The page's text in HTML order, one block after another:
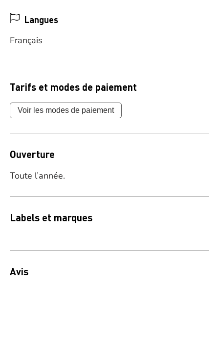
Langues
Français
Tarifs et modes de paiement
Voir les modes de paiement
Ouverture
Toute l’année.
Labels et marques
Avis